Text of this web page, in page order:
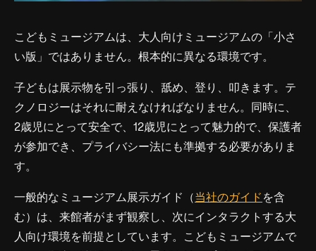
こどもミュージアムは、大人向けミュージアムの「小さ
い版」ではありません。根本的に異なる環境です。
子どもは展示物を引っ張り、舐め、登り、叩きます。テ
クノロジーはそれに耐えなければなりません。同時に、
2歳児にとって安全で、12歳児にとって魅力的で、保護者
が参加でき、プライバシー法にも準拠する必要がありま
す。
一般的なミュージアム展示ガイド（ 当社のガイド を含
む）は、来館者がまず観察し、次にインタラクトする大
人向け環境を前提としています。こどもミュージアムで